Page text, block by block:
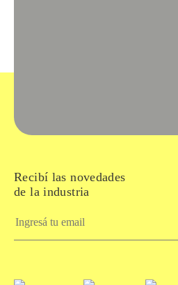
Recibí las novedades
de la industria